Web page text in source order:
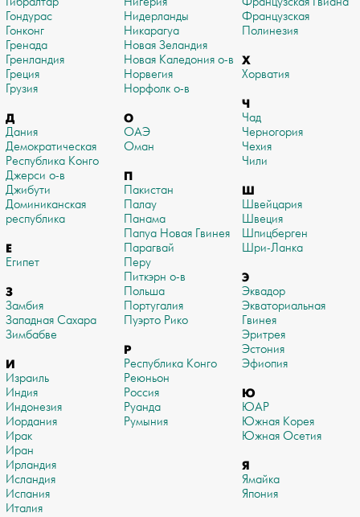
Гондурас
Гонконг
Гренада
Гренландия
Греция
Грузия
Д
Дания
Демократическая
Республика Конго
Джерси о-в
Джибути
Доминиканская
республика
Е
Египет
З
Замбия
Западная Сахара
Зимбабве
И
Израиль
Индия
Индонезия
Иордания
Ирак
Иран
Ирландия
Исландия
Испания
Италия
Нидерланды
Никарагуа
Новая Зеландия
Новая Каледония о-в
Норвегия
Норфолк о-в
О
ОАЭ
Оман
П
Пакистан
Палау
Панама
Папуа Новая Гвинея
Парагвай
Перу
Питкэрн о-в
Польша
Португалия
Пуэрто Рико
Р
Республика Конго
Реюньон
Россия
Руанда
Румыния
Французская
Полинезия
Х
Хорватия
Ч
Чад
Черногория
Чехия
Чили
Ш
Швейцария
Швеция
Шпицберген
Шри-Ланка
Э
Эквадор
Экваториальная
Гвинея
Эритрея
Эстония
Эфиопия
Ю
ЮАР
Южная Корея
Южная Осетия
Я
Ямайка
Япония